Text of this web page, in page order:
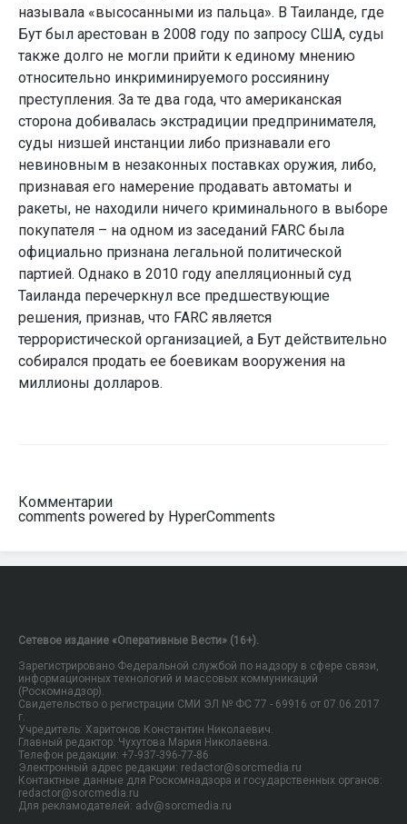
называла «высосанными из пальца». В Таиланде, где
Бут был арестован в 2008 году по запросу США, суды
также долго не могли прийти к единому мнению
относительно инкриминируемого россиянину
преступления. За те два года, что американская
сторона добивалась экстрадиции предпринимателя,
суды низшей инстанции либо признавали его
невиновным в незаконных поставках оружия, либо,
признавая его намерение продавать автоматы и
ракеты, не находили ничего криминального в выборе
покупателя – на одном из заседаний FARC была
официально признана легальной политической
партией. Однако в 2010 году апелляционный суд
Таиланда перечеркнул все предшествующие
решения, признав, что FARC является
террористической организацией, а Бут действительно
собирался продать ее боевикам вооружения на
миллионы долларов.
Комментарии
comments powered by HyperComments
Сетевое издание «Оперативные Вести» (16+).
Зарегистрировано Федеральной службой по надзору в сфере связи,
информационных технологий и массовых коммуникаций
(Роскомнадзор).
Свидетельство о регистрации СМИ ЭЛ № ФС 77 - 69916 от 07.06.2017
г.
Учредитель: Харитонов Константин Николаевич.
Главный редактор: Чухутова Мария Николаевна.
Телефон редакции: +7-937-396-77-86
Электронный адрес редакции: redactor@sorcmedia.ru
Контактные данные для Роскомнадзора и государственных органов:
redactor@sorcmedia.ru
Для рекламодателей: adv@sorcmedia.ru